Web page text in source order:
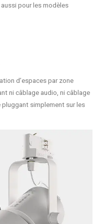
pour les modèles
d’espaces par zone
ni câblage audio, ni câblage
simplement sur les